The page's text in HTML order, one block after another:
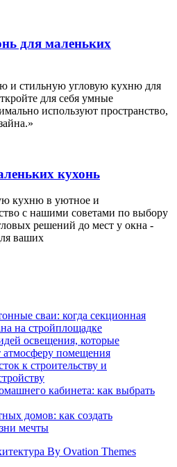
для маленьких
и стильную угловую кухню для
для себя умные
используют пространство,
кухонь
кухню в уютное и
с нашими советами по выбору
решений до мест у окна -
ваших
сваи: когда секционная
на стройплощадке
освещения, которые
помещения
к строительству и
кабинета: как выбрать
домов: как создать
мечты
By Ovation Themes